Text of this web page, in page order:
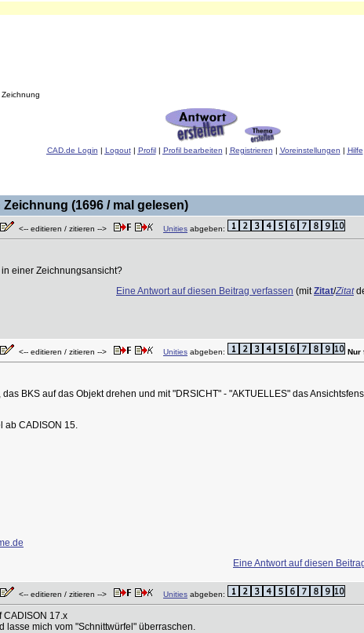
CAD.de Login | Logout| Profil| Profil bearbeiten | Registrieren | Voreinstellungen | Hilfe
(1696 / mal gelesen)
<-- editieren / zitieren --> Unities abgeben:
einer Zeichnungsansicht?
Eine Antwort auf diesen Beitrag verfassen (mitZitat/Zitat
<-- editieren / zitieren --> Unities abgeben: Nur
BKS auf das Objekt drehen und mit "DRSICHT" - "AKTUELLES" das
ab CADISON 15.
Eine Antwort auf diesen
<-- editieren / zitieren --> Unities abgeben:
CADISON 17.x
lasse mich vom "Schnittwürfel" überraschen.